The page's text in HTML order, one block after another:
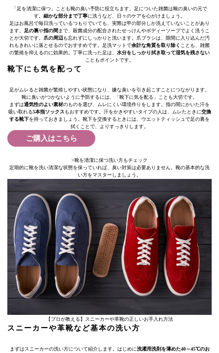
「足を清潔に保つ」ことも靴の臭い予防に役立ちます。足についた雑菌は靴の臭いの元で
す。 細かな部分まで丁寧に洗うなど、日々のケアを心がけましょう。
足はお風呂で毎日洗っているつもりでいても、実際は甲の部分しか洗えていないことがあり
ます。 足の裏や指の間 まで、殺菌成分の配合されたせっけんやボディーソープでよく洗うこ
とが大切です。 爪の周辺 も忘れずにしっかりと洗います。爪ブラシは、隙間に入り込んだ汚
れもきれいに落とせるのでおすすめです。足洗マットで余計な角質を取り除く ことも、雑菌
の繁殖を抑えるのに効果的。丁寧に洗った足は、 水分をしっかり拭き取って湿気を残さない
こともポイントです。
靴下にも気を配って
足がムレると雑菌が繁殖しやすい状態になり、嫌な臭いを引き起こすことにつながります。
靴に臭いがつかないように予防するには、「靴下に気を配る」ことも大切です。
まずは通気性のよい素材のものを選び、ムレにくい環境作りをします。指の間にかいた汗を
吸い取れる5本指ソックス もおすすめです。汗をかきやすいタイプの人は、ムレたときに交換
する靴下を持っておきましょう。靴下を交換するときには、ウエットティッシュで足の裏を
拭くことで、よりすっきりします。
ご購入はこちら
>靴を清潔に保つ洗い方もチェック
定期的に靴を洗い清潔な状態を保っていれば、臭い対策は必要ありません。靴の基本的な洗
い方をマスターしましょう。
【プロが教える】スニーカーや革靴の正しいお手入れ方法
スニーカーや革靴など基本の洗い方
まずはスニーカーの洗い方について紹介します。はじめに洗濯用洗剤を薄めた40～45℃のお